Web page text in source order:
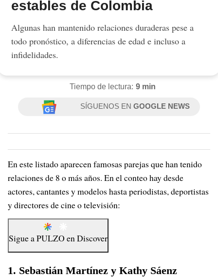
estables de Colombia
Algunas han mantenido relaciones duraderas pese a
todo pronóstico, a diferencias de edad e incluso a
infidelidades.
Tiempo de lectura: 9 min
SÍGUENOS ENGOOGLE NEWS
En este listado aparecen famosas parejas que han tenido
relaciones de 8 o más años. En el conteo hay desde
actores, cantantes y modelos hasta periodistas, deportistas
y directores de cine o televisión:
Sigue aPULZO enDiscover
1. Sebastián Martínez y Kathy Sáenz